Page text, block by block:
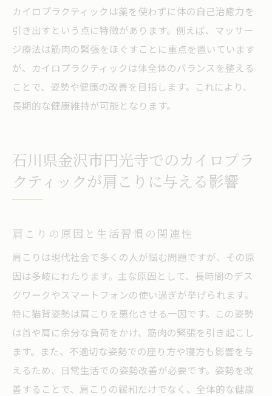
ストレートネックに対するカイロプラクテ
ィックのアプローチ
自然治癒を促進する施術方法とは
ストレートネックと日常生活の改善点
カイロプラクティックの力で得られる健康
的な首の状態
施術後の健康維持のためのヒント
カイロプラクティックは薬を使わずに体の自己治癒力を
引き出すという点に特徴があります。例えば、マッサー
ジ療法は筋肉の緊張をほぐすことに重点を置いています
が、カイロプラクティックは体全体のバランスを整える
ことで、姿勢や健康の改善を目指します。これにより、
長期的な健康維持が可能となります。
石川県金沢市円光寺でのカイロプラ
クティックが肩こりに与える影響
肩こりの原因と生活習慣の関連性
肩こりは現代社会で多くの人が悩む問題ですが、その原
因は多岐にわたります。主な原因として、長時間のデス
クワークやスマートフォンの使い過ぎが挙げられます。
特に猫背姿勢は肩こりを悪化させる一因です。この姿勢
は首や肩に余分な負荷をかけ、筋肉の緊張を引き起こし
ます。また、不適切な姿勢での座り方や寝方も影響を与
えるため、日常生活での姿勢改善が必要です。姿勢を改
善することで、肩こりの緩和だけでなく、全体的な健康